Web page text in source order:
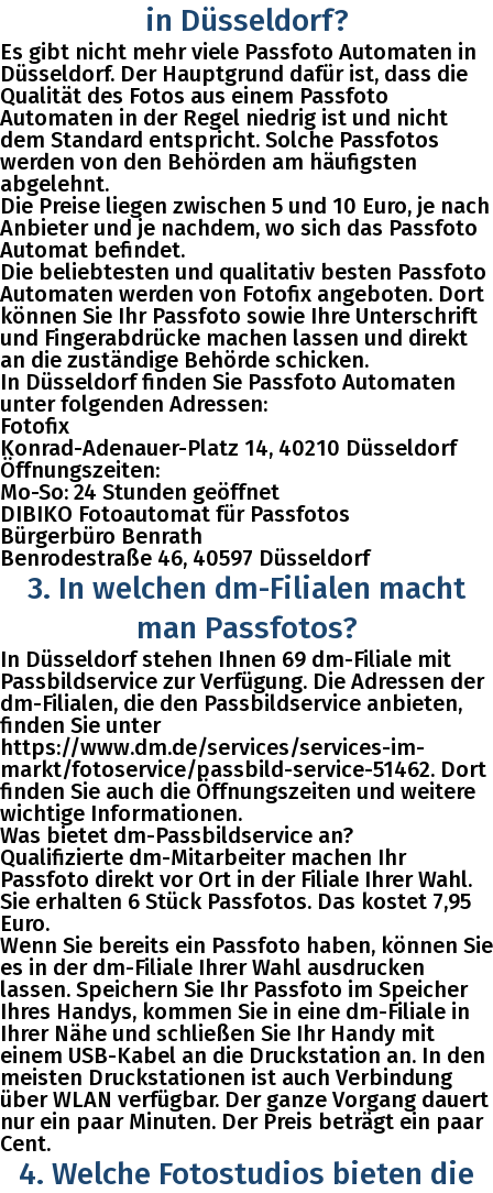
in Düsseldorf?
Es gibt nicht mehr viele Passfoto Automaten in
Düsseldorf. Der Hauptgrund dafür ist, dass die
Qualität des Fotos aus einem Passfoto
Automaten in der Regel niedrig ist und nicht
dem Standard entspricht. Solche Passfotos
werden von den Behörden am häufigsten
abgelehnt.
Die Preise liegen zwischen 5 und 10 Euro, je nach
Anbieter und je nachdem, wo sich das Passfoto
Automat befindet.
Die beliebtesten und qualitativ besten Passfoto
Automaten werden von Fotofix angeboten. Dort
können Sie Ihr Passfoto sowie Ihre Unterschrift
und Fingerabdrücke machen lassen und direkt
an die zuständige Behörde schicken.
In Düsseldorf finden Sie Passfoto Automaten
unter folgenden Adressen:
Fotofix
Konrad-Adenauer-Platz 14, 40210 Düsseldorf
Öffnungszeiten:
Mo-So: 24 Stunden geöffnet
DIBIKO Fotoautomat für Passfotos
Bürgerbüro Benrath
Benrodestraße 46, 40597 Düsseldorf
3. In welchen dm-Filialen macht
man Passfotos?
In Düsseldorf stehen Ihnen 69 dm-Filiale mit
Passbildservice zur Verfügung. Die Adressen der
dm-Filialen, die den Passbildservice anbieten,
finden Sie unter
https://www.dm.de/services/services-im-
markt/fotoservice/passbild-service-51462. Dort
finden Sie auch die Öffnungszeiten und weitere
wichtige Informationen.
Was bietet dm-Passbildservice an?
Qualifizierte dm-Mitarbeiter machen Ihr
Passfoto direkt vor Ort in der Filiale Ihrer Wahl.
Sie erhalten 6 Stück Passfotos. Das kostet 7,95
Euro.
Wenn Sie bereits ein Passfoto haben, können Sie
es in der dm-Filiale Ihrer Wahl ausdrucken
lassen. Speichern Sie Ihr Passfoto im Speicher
Ihres Handys, kommen Sie in eine dm-Filiale in
Ihrer Nähe und schließen Sie Ihr Handy mit
einem USB-Kabel an die Druckstation an. In den
meisten Druckstationen ist auch Verbindung
über WLAN verfügbar. Der ganze Vorgang dauert
nur ein paar Minuten. Der Preis beträgt ein paar
Cent.
4. Welche Fotostudios bieten die